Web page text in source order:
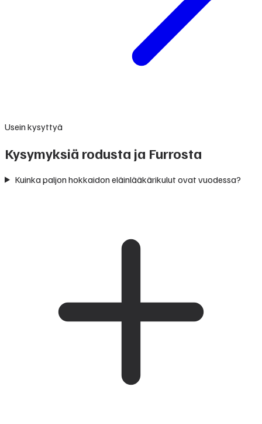
Usein kysyttyä
Kysymyksiä rodusta ja Furrosta
Kuinka paljon hokkaidon eläinlääkärikulut ovat vuodessa?